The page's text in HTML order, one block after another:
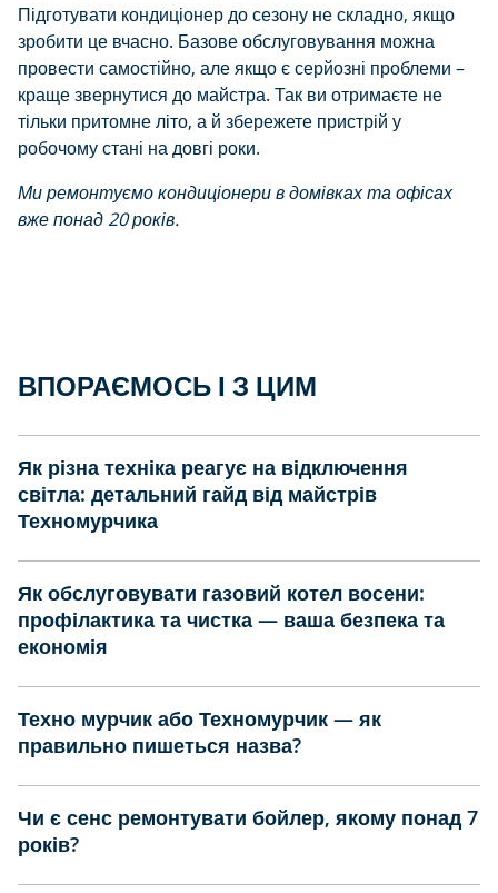
Підготувати кондиціонер до сезону не складно, якщо
зробити це вчасно. Базове обслуговування можна
провести самостійно, але якщо є серйозні проблеми –
краще звернутися до майстра. Так ви отримаєте не
тільки притомне літо, а й збережете пристрій у
робочому стані на довгі роки.
Ми ремонтуємо кондиціонери в домівках та офісах
вже понад 20 років.
ВПОРАЄМОСЬ І З ЦИМ
Як різна техніка реагує на відключення
світла: детальний гайд від майстрів
Техномурчика
Як обслуговувати газовий котел восени:
профілактика та чистка — ваша безпека та
економія
Техно мурчик або Техномурчик — як
правильно пишеться назва?
Чи є сенс ремонтувати бойлер, якому понад 7
років?